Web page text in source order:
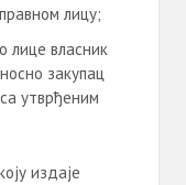
лицу;
лице власник
закупац
утврђеним
издаје